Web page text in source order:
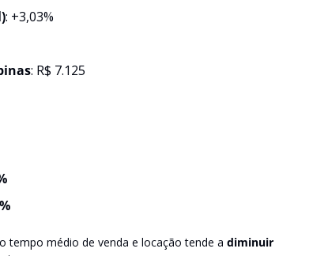
: +3,03%
: R$ 7.125
tempo médio de venda e locação tende a diminuir